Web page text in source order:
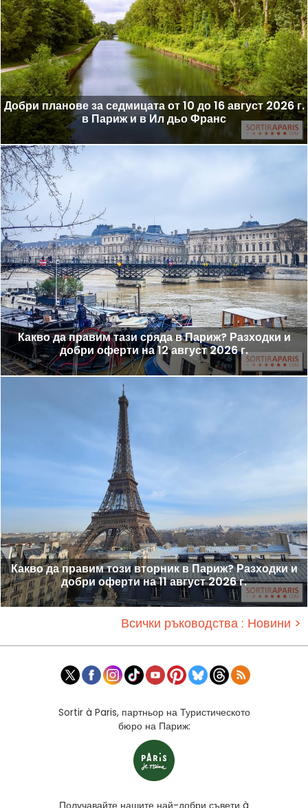
Добри планове за седмицата от 10 до 16 август 2026 г.
в Париж и в Ил дьо Франс
Какво да правим тази сряда в Париж? Разходки и
добри оферти на 12 август 2026 г.
Какво да правим този вторник в Париж? Разходки и
добри оферти на 11 август 2026 г.
Всички ръководства : Новини >
Sortir à Paris, партньор на Туристическото
бюро на Париж:
Получавайте нашите най-добри съвети à